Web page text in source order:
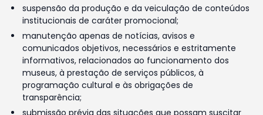
suspensão da produção e da veiculação de conteúdos
institucionais de caráter promocional;
manutenção apenas de notícias, avisos e
comunicados objetivos, necessários e estritamente
informativos, relacionados ao funcionamento dos
museus, à prestação de serviços públicos, à
programação cultural e às obrigações de
transparência;